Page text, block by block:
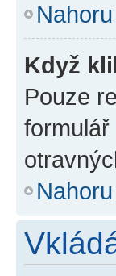
Nahoru
Když
Pouze
Nahoru